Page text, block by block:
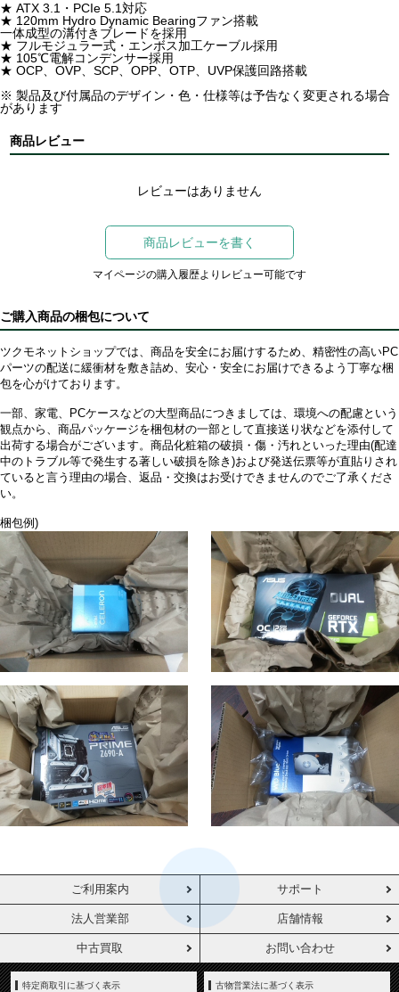
★ ATX 3.1・PCIe 5.1対応
★ 120mm Hydro Dynamic Bearingファン搭載
一体成型の溝付きブレードを採用
★ フルモジュラー式・エンボス加工ケーブル採用
★ 105℃電解コンデンサー採用
★ OCP、OVP、SCP、OPP、OTP、UVP保護回路搭載
※ 製品及び付属品のデザイン・色・仕様等は予告なく変更される場合
があります
商品レビュー
レビューはありません
商品レビューを書く
マイページの購入履歴よりレビュー可能です
ご購入商品の梱包について
ツクモネットショップでは、商品を安全にお届けするため、精密性の高いPC
パーツの配送に緩衝材を敷き詰め、安心・安全にお届けできるよう丁寧な梱
包を心がけております。
一部、家電、PCケースなどの大型商品につきましては、環境への配慮という
観点から、商品パッケージを梱包材の一部として直接送り状などを添付して
出荷する場合がございます。商品化粧箱の破損・傷・汚れといった理由(配達
中のトラブル等で発生する著しい破損を除き)および発送伝票等が直貼りされ
ていると言う理由の場合、返品・交換はお受けできませんのでご了承くださ
い。
梱包例)
ご利用案内 サポート
法人営業部 店舗情報
中古買取 お問い合わせ
特定商取引に基づく表示 古物営業法に基づく表示